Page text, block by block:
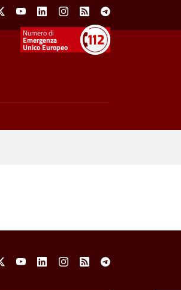
Menu
YoutubeLinkedinInstagram
Feed Telegram
Emergenza
Unico Europeo
Menu
YoutubeLinkedinInstagram
Feed Telegram